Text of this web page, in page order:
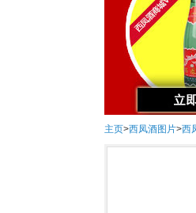
主页>西凤酒图片>西